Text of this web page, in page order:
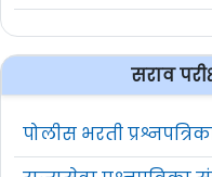
सराव
पोलीस भरती